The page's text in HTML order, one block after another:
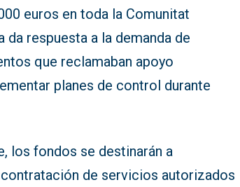
euros en toda la Comunitat
da respuesta a la demanda de
que reclamaban apoyo
planes de control durante
los fondos se destinarán a
de servicios autorizados